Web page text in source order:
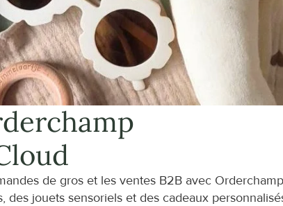
de gros et les ventes B2B avec
des jouets sensoriels et des cadeaux